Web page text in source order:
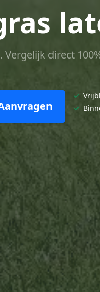
Vergelijk direct
✓
✓